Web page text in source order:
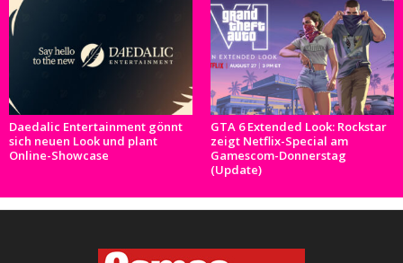
Daedalic Entertainment gönnt
sich neuen Look und plant
Online-Showcase
GTA 6 Extended Look: Rockstar
zeigt Netflix-Special am
Gamescom-Donnerstag
(Update)